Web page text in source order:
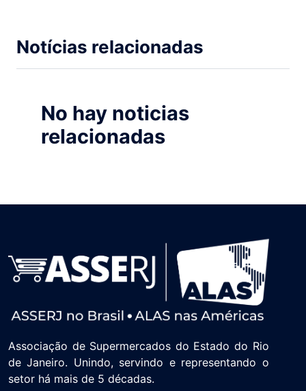
Notícias relacionadas
No hay noticias
relacionadas
Associação de Supermercados do Estado do Rio
de Janeiro. Unindo, servindo e representando o
setor há mais de 5 décadas.